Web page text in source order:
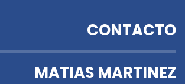
CONTACTO
MATIAS MARTINEZ